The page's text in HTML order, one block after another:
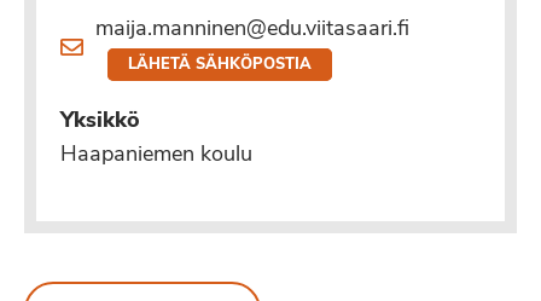
maija.manninen@edu.viitasaari.fi
LÄHETÄ SÄHKÖPOSTIA
Yksikkö
Haapaniemen koulu